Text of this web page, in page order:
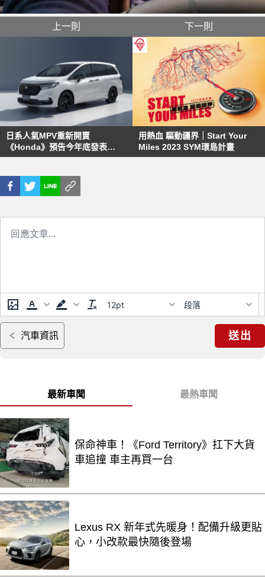
上一則
日系人氣MPV重新開賣
《Honda》預告今年底發表
《Odyssey》新車型
下一則
用熱血 驅動疆界｜Start Your
Miles 2023 SYM環島計畫
12pt 段落
汽車資訊 送出
最新車聞 最熱車聞
保命神車！《Ford Territory》扛下大貨
車追撞 車主再買一台
Lexus RX 新年式先暖身！配備升級更貼
心，小改款最快隨後登場